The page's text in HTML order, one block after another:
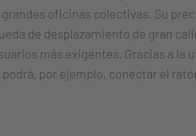
oficinas colectivas. Su
de desplazamiento de gran
más exigentes. Gracias a la
por ejemplo, conectar el